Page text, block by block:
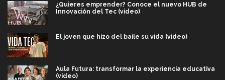
¿Quieres emprender? Conoce el nuevo HUB de
Innovación del Tec (video)
El joven que hizo del baile su vida (video)
Aula Futura: transformar la experiencia educativa
(video)